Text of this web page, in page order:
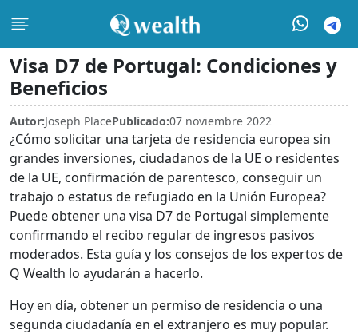
Visa D7 de Portugal: Condiciones y
Beneficios
Autor:Joseph PlacePublicado:07 noviembre 2022
¿Cómo solicitar una tarjeta de residencia europea sin
grandes inversiones, ciudadanos de la UE o residentes
de la UE, confirmación de parentesco, conseguir un
trabajo o estatus de refugiado en la Unión Europea?
Puede obtener una visa D7 de Portugal simplemente
confirmando el recibo regular de ingresos pasivos
moderados. Esta guía y los consejos de los expertos de
Q Wealth lo ayudarán a hacerlo.
Hoy en día, obtener un permiso de residencia o una
segunda ciudadanía en el extranjero es muy popular.